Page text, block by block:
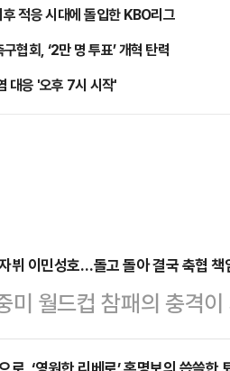
후 적응 시대에 돌입한 KBO리그
협회, ‘2만 명 투표’ 개혁 탄력
대응 '오후 7시 시작'
뷔 이민성호…돌고 돌아 결국 축협 책
월드컵 참패의 충격
와 마주한다. 이번에는